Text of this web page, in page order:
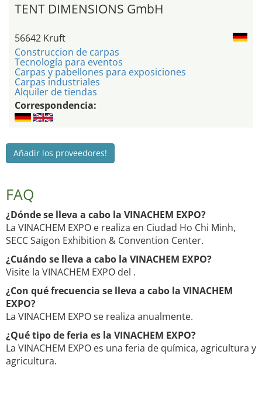
TENT DIMENSIONS GmbH
56642 Kruft
Construccion de carpas
Tecnología para eventos
Carpas y pabellones para exposiciones
Carpas industriales
Alquiler de tiendas
Correspondencia:
Añadir los proveedores!
FAQ
¿Dónde se lleva a cabo la VINACHEM EXPO?
La VINACHEM EXPO e realiza en Ciudad Ho Chi Minh,
SECC Saigon Exhibition & Convention Center.
¿Cuándo se lleva a cabo la VINACHEM EXPO?
Visite la VINACHEM EXPO del .
¿Con qué frecuencia se lleva a cabo la VINACHEM
EXPO?
La VINACHEM EXPO se realiza anualmente.
¿Qué tipo de feria es la VINACHEM EXPO?
La VINACHEM EXPO es una feria de química, agricultura y
agricultura.